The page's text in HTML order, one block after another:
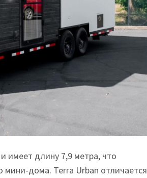
имеет длину 7,9 метра, что
мини-дома. Terra Urban отличается